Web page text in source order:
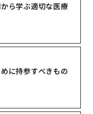
ら学ぶ適切な医療
に持参すべきもの